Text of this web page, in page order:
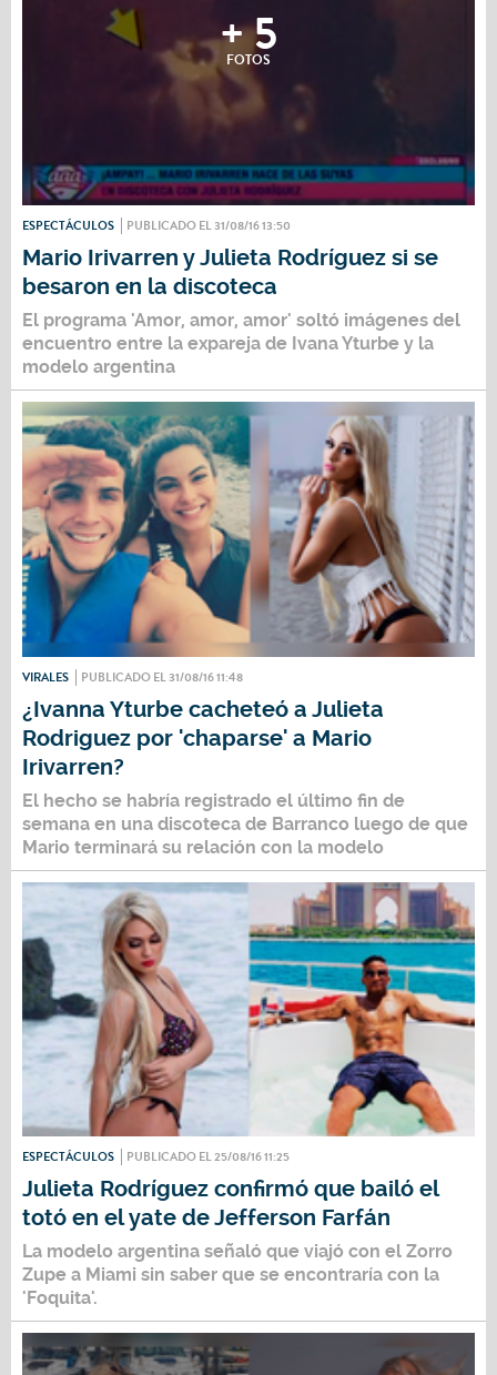
+ 5
FOTOS
ESPECTÁCULOS PUBLICADO EL 31/08/16 13:50
Mario Irivarren y Julieta Rodríguez si se
besaron en la discoteca
El programa 'Amor, amor, amor' soltó imágenes del
encuentro entre la expareja de Ivana Yturbe y la
modelo argentina
VIRALES PUBLICADO EL 31/08/16 11:48
¿Ivanna Yturbe cacheteó a Julieta
Rodriguez por 'chaparse' a Mario
Irivarren?
El hecho se habría registrado el último fin de
semana en una discoteca de Barranco luego de que
Mario terminará su relación con la modelo
ESPECTÁCULOS PUBLICADO EL 25/08/16 11:25
Julieta Rodríguez confirmó que bailó el
totó en el yate de Jefferson Farfán
La modelo argentina señaló que viajó con el Zorro
Zupe a Miami sin saber que se encontraría con la
'Foquita'.